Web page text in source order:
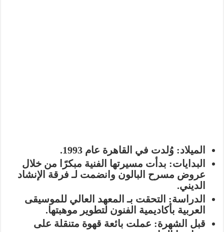
الميلاد: وُلدت في القاهرة عام1993
.
البدايات: بدأت مسيرتها الفنية مبكرًا من خلال
عروض مسرح البالون وانضمت لـ فرقة الإنشاد
الديني.
الدراسة: التحقت بـ المعهد العالي للموسيقى
العربية بأكاديمية الفنون لتطوير موهبتها.
قبل الشهرة: عملت بائعة قهوة متنقلة على